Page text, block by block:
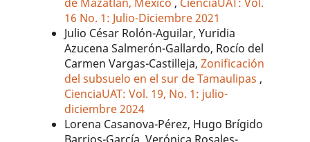
16 No. 1: Julio-Diciembre 2021
Julio César Rolón-Aguilar, Yuridia
Azucena Salmerón-Gallardo, Rocío del
Carmen Vargas-Castilleja,Zonificación
del subsuelo en el sur de Tamaulipas ,
CienciaUAT: Vol. 19, No. 1: julio-
diciembre 2024
Lorena Casanova-Pérez, Hugo Brígido